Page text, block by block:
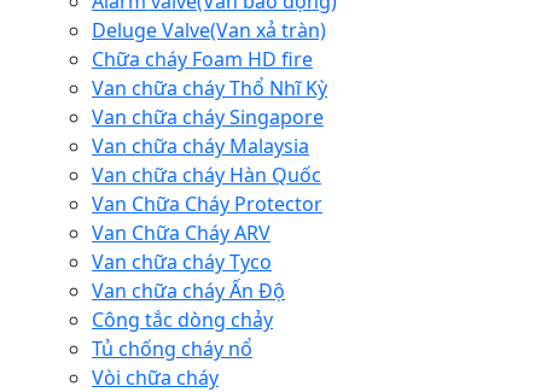
Deluge Valve(Van xả tràn)
Chữa cháy Foam HD fire
Van chữa cháy Thổ Nhĩ Kỳ
Van chữa cháy Singapore
Van chữa cháy Malaysia
Van chữa cháy Hàn Quốc
Van Chữa Cháy Protector
Van Chữa Cháy ARV
Van chữa cháy Tyco
Van chữa cháy Ấn Độ
Công tắc dòng chảy
Tủ chống cháy nổ
Vòi chữa cháy